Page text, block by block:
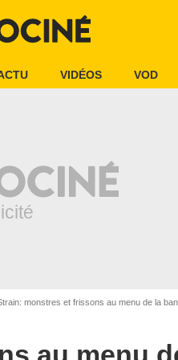
VIDÉOS VOD
monstres et frissons au menu de la